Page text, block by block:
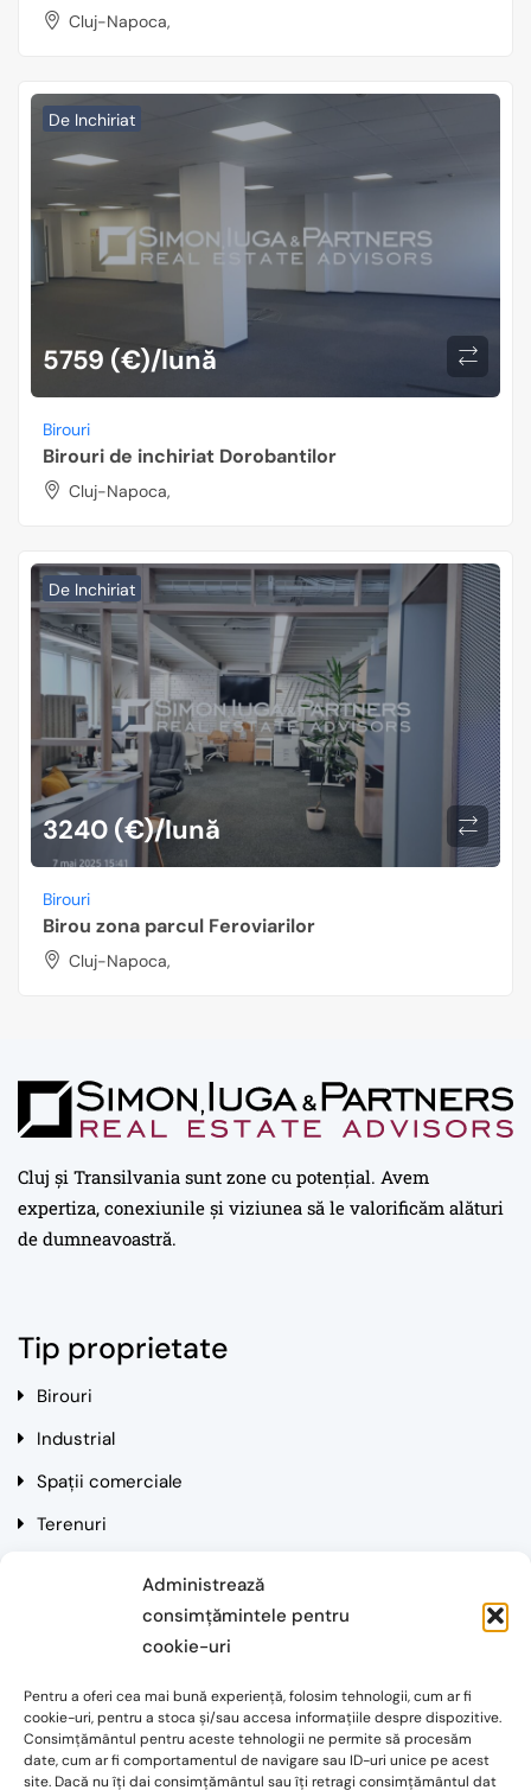
Administrează
consimțămintele pentru
cookie-uri
Pentru a oferi cea mai bună experiență, folosim tehnologii, cum ar fi
cookie-uri, pentru a stoca și/sau accesa informațiile despre dispozitive.
Consimțământul pentru aceste tehnologii ne permite să procesăm
date, cum ar fi comportamentul de navigare sau ID-uri unice pe acest
site. Dacă nu îți dai consimțământul sau îți retragi consimțământul dat
Cluj-Napoca,
De Inchiriat
5759 (€)/lună
Birouri
Birouri de inchiriat Dorobantilor
Cluj-Napoca,
De Inchiriat
3240 (€)/lună
Birouri
Birou zona parcul Feroviarilor
Cluj-Napoca,
Cluj și Transilvania sunt zone cu potențial. Avem
expertiza, conexiunile și viziunea să le valorificăm alături
de dumneavoastră.
Tip proprietate
Birouri
Industrial
Spații comerciale
Terenuri
Cluj-Napoca, Str. Mihai Eminescu, Nr. 3, Et. 3
Email: alin.mantoiu@simonpartners.ro